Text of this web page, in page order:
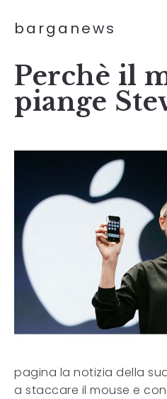
barganews
Perchè il
piange
pagina la notizia della
a staccare il mouse e